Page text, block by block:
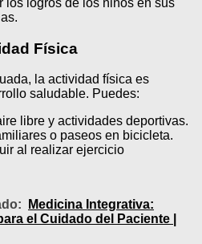
los logros de los niños en sus
Física
la actividad física es
saludable. Puedes:
libre y actividades deportivas.
o paseos en bicicleta.
al realizar ejercicio
Medicina Integrativa:
el Cuidado del Paciente |